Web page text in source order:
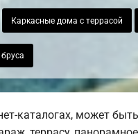
Каркасные дома с террасой
каталогах, может